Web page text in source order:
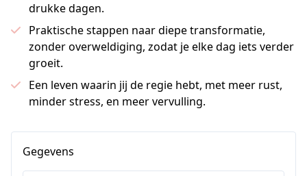
drukke dagen.
Praktische stappen naar diepe transformatie,
zonder overweldiging, zodat je elke dag iets verder
groeit.
Een leven waarin jij de regie hebt, met meer rust,
minder stress, en meer vervulling.
Gegevens